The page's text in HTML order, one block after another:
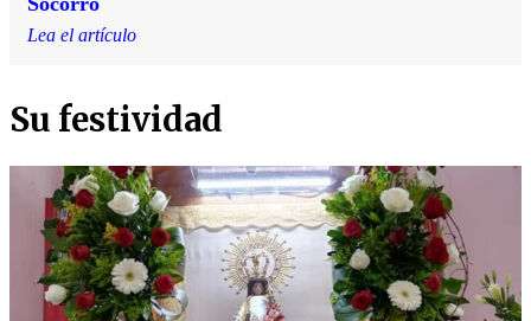
Lea el artículo
Su festividad